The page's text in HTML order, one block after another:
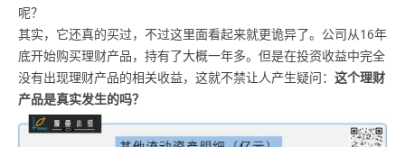
呢？
其实，它还真的买过，不过这里面看起来就更诡异了。公司从16年
底开始购买理财产品，持有了大概一年多。但是在投资收益中完全
没有出现理财产品的相关收益，这就不禁让人产生疑问： 这个理财
产品是真实发生的吗？